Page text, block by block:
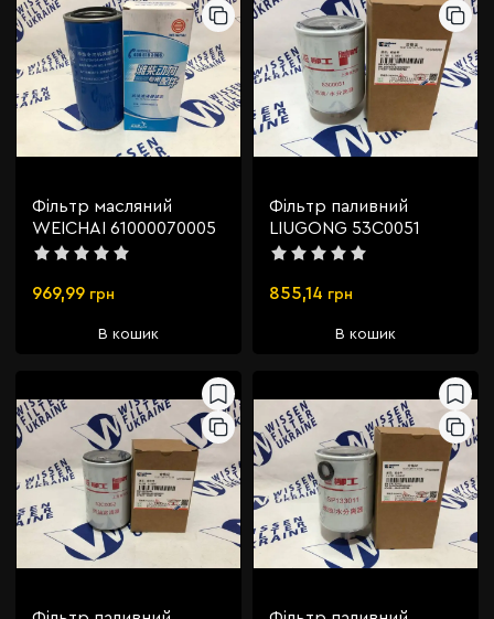
Фільтр масляний
WEICHAI 61000070005
969,99 грн
В кошик
Фільтр паливний
LIUGONG 53C0051
855,14 грн
В кошик